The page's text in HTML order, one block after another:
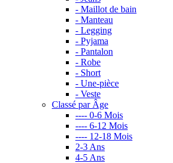
- Maillot de bain
- Manteau
- Legging
- Pyjama
- Pantalon
- Robe
- Short
- Une-pièce
- Veste
Classé par Âge
---- 0-6 Mois
---- 6-12 Mois
---- 12-18 Mois
2-3 Ans
4-5 Ans